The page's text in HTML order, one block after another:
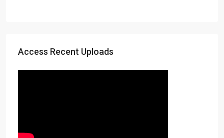
Access Recent Uploads